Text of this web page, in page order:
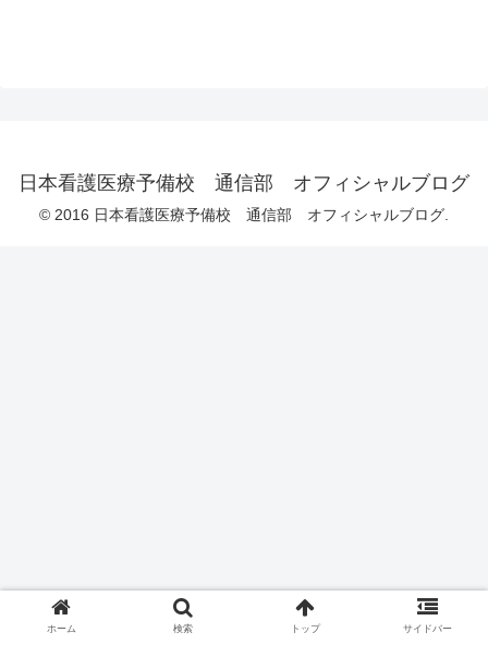
日本看護医療予備校 通信部 オフィシャルブログ
© 2016 日本看護医療予備校 通信部 オフィシャルブログ.
ホーム 検索 トップ サイドバー